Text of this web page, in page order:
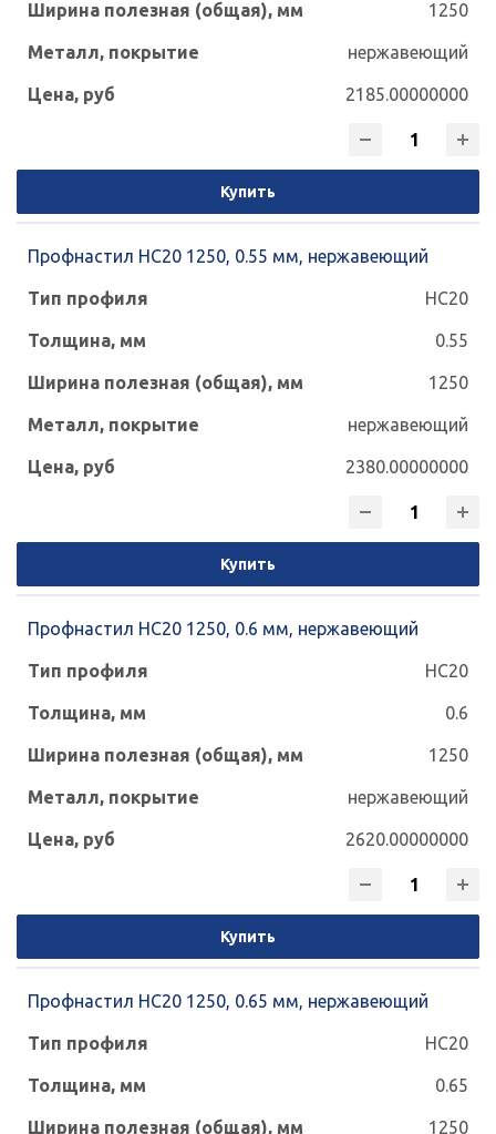
1250
нержавеющий
2185.00000000
Купить
Профнастил НС20 1250, 0.55 мм, нержавеющий
НС20
0.55
1250
нержавеющий
2380.00000000
Купить
Профнастил НС20 1250, 0.6 мм, нержавеющий
НС20
0.6
1250
нержавеющий
2620.00000000
Купить
Профнастил НС20 1250, 0.65 мм, нержавеющий
НС20
0.65
1250